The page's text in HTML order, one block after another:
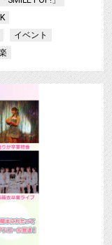
イベント